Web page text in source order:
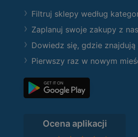
Filtruj sklepy według
Zaplanuj swoje zakupy z
Dowiedz się, gdzie
Pierwszy raz w nowym
Ocena aplikacji